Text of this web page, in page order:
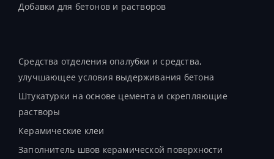
Добавки для бетонов и растворов
Средства отделения опалубки и средства,
улучшающее условия выдерживания бетона
Штукатурки на основе цемента и скрепляющие
растворы
Керамические клеи
Заполнитель швов керамической поверхности